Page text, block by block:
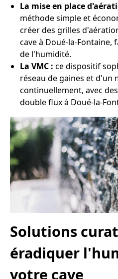
La mise en place
méthode simple et
créer des grilles
cave à Doué-la-Fontaine,
de l'humidité.
La VMC : ce dispositif
réseau de gaines et d'un
continuellement, avec
double flux à Doué-la-
Solutions
éradiquer
votre cave